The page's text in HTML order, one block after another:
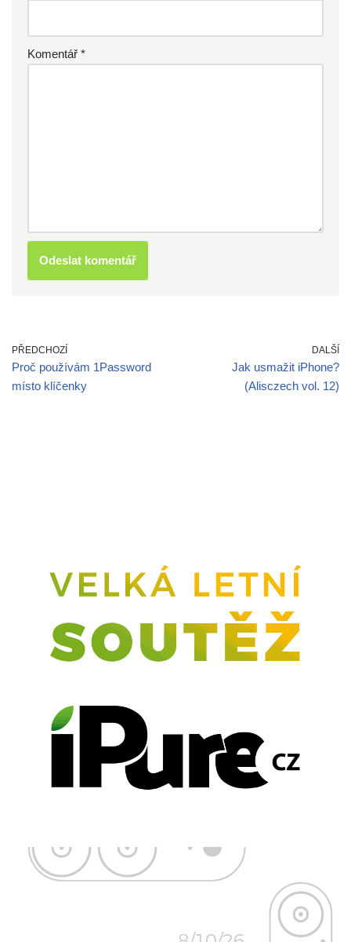
Komentář *
PŘEDCHOZÍ
Proč používám 1Password
místo klíčenky
DALŠÍ
Jak usmažit iPhone?
(Alisczech vol. 12)